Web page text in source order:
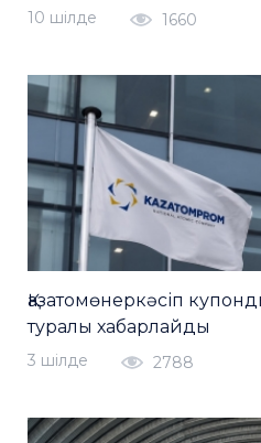
10 шiлде 1660
Қазатомөнеркәсіп
туралы хабарлайды
3 шiлде 2788